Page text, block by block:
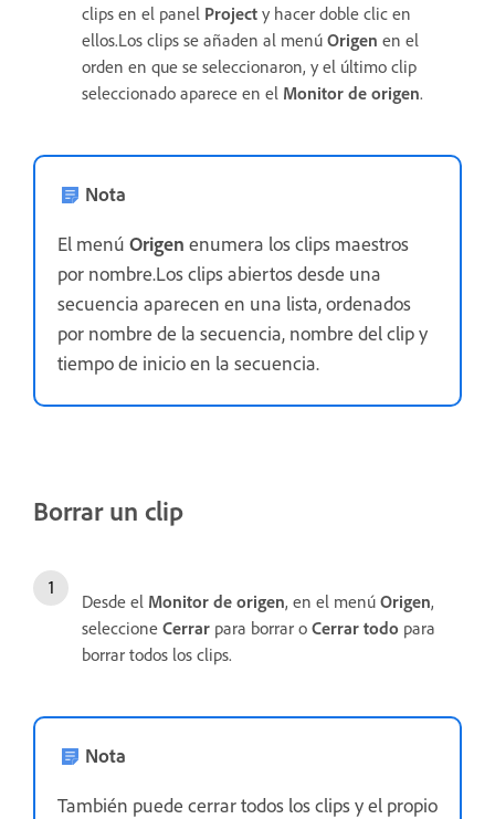
clips en el panel Project y hacer doble clic en
ellos.Los clips se añaden al menú Origen en el
orden en que se seleccionaron, y el último clip
seleccionado aparece en el Monitor de origen.
Nota
El menú Origen enumera los clips maestros
por nombre.Los clips abiertos desde una
secuencia aparecen en una lista, ordenados
por nombre de la secuencia, nombre del clip y
tiempo de inicio en la secuencia.
Borrar un clip
Desde el Monitor de origen, en el menú Origen,
seleccione Cerrar para borrar o Cerrar todo para
borrar todos los clips.
Nota
También puede cerrar todos los clips y el propio